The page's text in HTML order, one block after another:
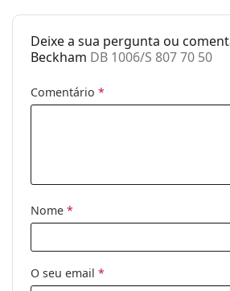
Categoria:
Óculos de sol
Uso:
Moda
Deixe a sua pergunta ou
Beckham DB 1006/S 807 70 50
Comentário *
Nome *
O seu email *